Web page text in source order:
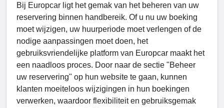
Bij Europcar ligt het gemak van het beheren van uw
reservering binnen handbereik. Of u nu uw boeking
moet wijzigen, uw huurperiode moet verlengen of de
nodige aanpassingen moet doen, het
gebruiksvriendelijke platform van Europcar maakt het
een naadloos proces. Door naar de sectie "Beheer
uw reservering" op hun website te gaan, kunnen
klanten moeiteloos wijzigingen in hun boekingen
verwerken, waardoor flexibiliteit en gebruiksgemak